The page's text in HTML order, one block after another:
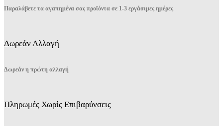
Παραλάβετε τα αγαπημένα σας προϊόντα σε 1-3 εργάσιμες ημέρες
Δωρεάν Αλλαγή
Δωρεάν η πρώτη αλλαγή
Πληρωμές Χωρίς Επιβαρύνσεις